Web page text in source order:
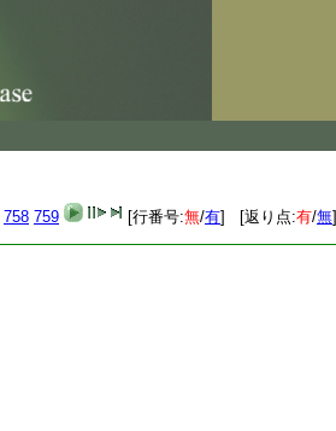
758 759 [行番号:無/有] [返り点:有/無]